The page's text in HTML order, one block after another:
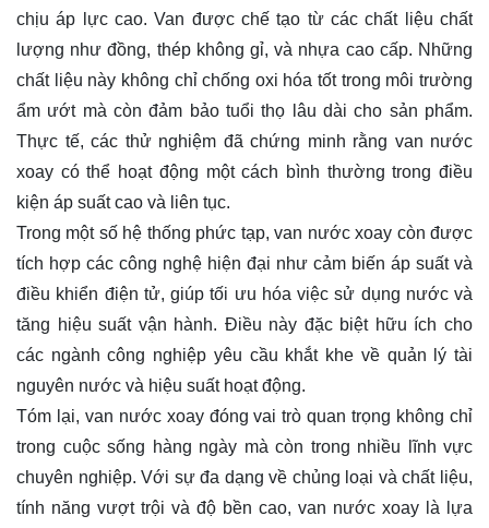
chịu áp lực cao. Van được chế tạo từ các chất liệu chất
lượng như đồng, thép không gỉ, và nhựa cao cấp. Những
chất liệu này không chỉ chống oxi hóa tốt trong môi trường
ẩm ướt mà còn đảm bảo tuổi thọ lâu dài cho sản phẩm.
Thực tế, các thử nghiệm đã chứng minh rằng van nước
xoay có thể hoạt động một cách bình thường trong điều
kiện áp suất cao và liên tục.
Trong một số hệ thống phức tạp, van nước xoay còn được
tích hợp các công nghệ hiện đại như cảm biến áp suất và
điều khiển điện tử, giúp tối ưu hóa việc sử dụng nước và
tăng hiệu suất vận hành. Điều này đặc biệt hữu ích cho
các ngành công nghiệp yêu cầu khắt khe về quản lý tài
nguyên nước và hiệu suất hoạt động.
Tóm lại, van nước xoay đóng vai trò quan trọng không chỉ
trong cuộc sống hàng ngày mà còn trong nhiều lĩnh vực
chuyên nghiệp. Với sự đa dạng về chủng loại và chất liệu,
tính năng vượt trội và độ bền cao, van nước xoay là lựa